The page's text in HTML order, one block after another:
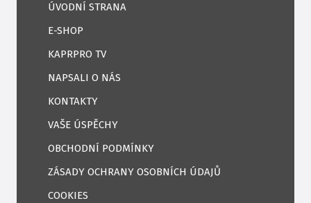
ÚVODNÍ STRANA
E-SHOP
KAPRPRO TV
NAPSALI O NÁS
KONTAKTY
VAŠE ÚSPĚCHY
OBCHODNÍ PODMÍNKY
ZÁSADY OCHRANY OSOBNÍCH ÚDAJŮ
COOKIES